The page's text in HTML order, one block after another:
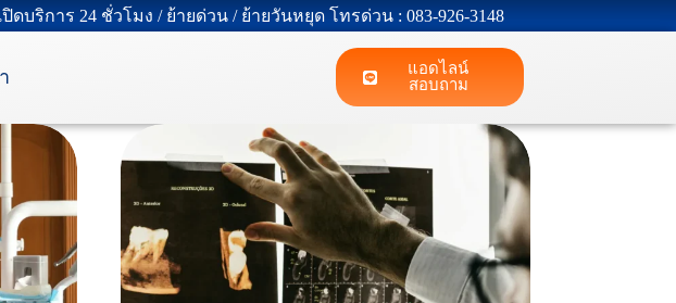
ปิดบริการ 24 ชั่วโมง / ย้ายด่วน / ย้ายวันหยุด โทรด่วน : 083-926-3148
แอดไลน์
สอบถาม